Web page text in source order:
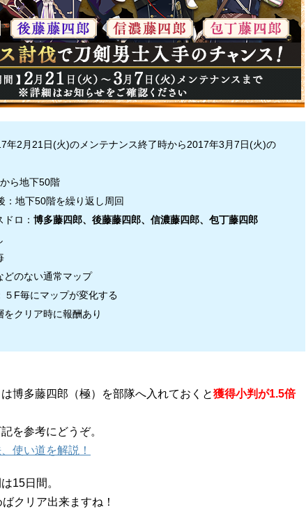
年2月21日(火)のメンテナンス終了時から2017年3月7日(火)の
ら地下50階
：地下50階を繰り返し周回
ロ： 博多藤四郎、後藤藤四郎、信濃藤四郎、包丁藤四郎
どのない通常マップ
５F毎にマップが変化する
をクリア時に報酬あり
博多藤四郎（極）を部隊へ入れておくと獲得小判が1.5倍
を参考にどうぞ。
使い道を解説！
15日間。
クリア出来ますね！